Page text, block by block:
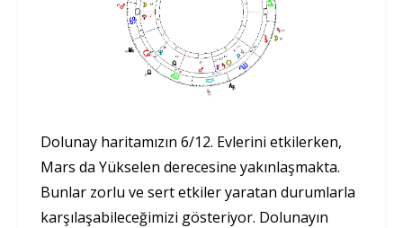
Dolunay haritamızın 6/12. Evlerini etkilerken,
Mars da Yükselen derecesine yakınlaşmakta.
Bunlar zorlu ve sert etkiler yaratan durumlarla
karşılaşabileceğimizi gösteriyor. Dolunayın